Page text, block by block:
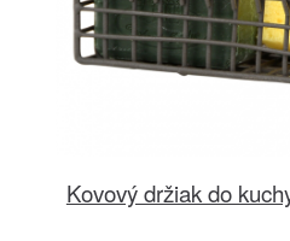
Kovový držiak do